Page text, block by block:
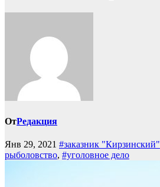
ОтРедакция
Янв 29, 2021 #заказник "Кирзинский"
рыболовство, #уголовное дело